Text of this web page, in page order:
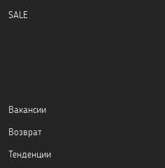
SALE
Вакансии
Возврат
Тенденции